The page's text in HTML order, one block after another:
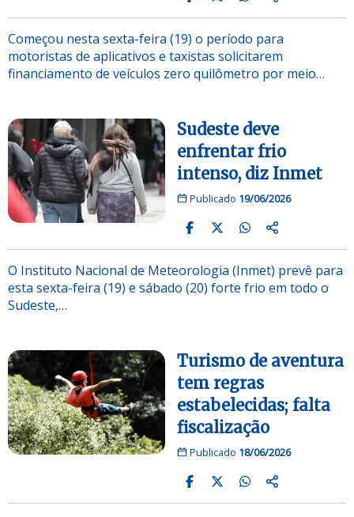
Começou nesta sexta-feira (19) o período para
motoristas de aplicativos e taxistas solicitarem
financiamento de veículos zero quilômetro por meio…
Sudeste deve
enfrentar frio
intenso, diz Inmet
Publicado 19/06/2026
O Instituto Nacional de Meteorologia (Inmet) prevê para
esta sexta-feira (19) e sábado (20) forte frio em todo o
Sudeste,…
Turismo de aventura
tem regras
estabelecidas; falta
fiscalização
Publicado 18/06/2026